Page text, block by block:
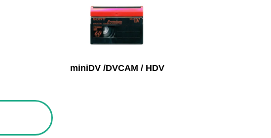
miniDV /DVCAM / HDV